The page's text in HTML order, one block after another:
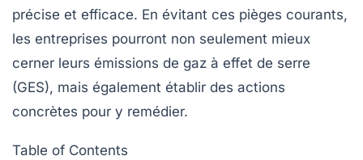
précise et efficace. En évitant ces pièges courants,
les entreprises pourront non seulement mieux
cerner leurs émissions de gaz à effet de serre
(GES), mais également établir des actions
concrètes pour y remédier.
Table of Contents